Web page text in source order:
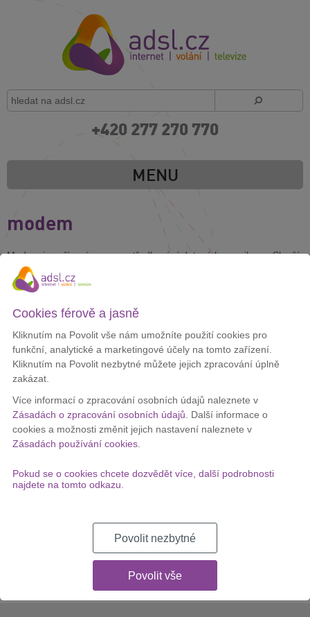
+420 277 270 770
MENU
modem
Modem je zařízení pro zprostředkování datové komunikace. Slouží
k převodu mezi analogovým a digitálním signálem a naopak.
Modem zpracovává data pro počítač, umožňuje načtení a
zobrazení webových stránek, emailů a podobně. Na trhu jsou různé
Existují modemy na vytáčené připojení, modemy k ISDN lince,
modemy na ADSL a VDSL technologii a modemy pro mobilní
připojení.
MÁTE DOTAZ?
Vám pomůžeme zodpovědět jakýkoliv dotaz.
+420 277 270 770
+420 725 442 332
Dostupnost: Po – Pá: 8:00 – 18:00
Cookies férově a jasně
Kliknutím na Povolit vše nám umožníte použití cookies pro
funkční, analytické a marketingové účely na tomto zařízení.
Kliknutím na Povolit nezbytné můžete jejich zpracování úplně
zakázat.
Více informací o zpracování osobních údajů naleznete v
Zásadách o zpracování osobních údajů . Další informace o
cookies a možnosti změnit jejich nastavení naleznete v
Zásadách používání cookies.
Pokud se o cookies chcete dozvědět více, další podrobnosti
najdete na tomto odkazu.
Povolit nezbytné
Povolit vše